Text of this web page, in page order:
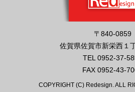
〒840-0859
佐賀県佐賀市新栄西１
TEL 0952-37-
FAX 0952-43-
COPYRIGHT (C) Redesign. ALL